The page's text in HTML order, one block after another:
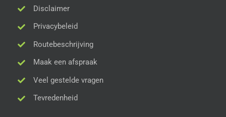
Disclaimer
Privacybeleid
Routebeschrijving
Maak een afspraak
Veel gestelde vragen
Tevredenheid